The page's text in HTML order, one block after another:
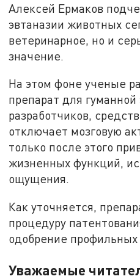
Алексей Ермаков
эвтаназии животных
ветеринарное, но и
значение.
На этом фоне ученые
препарат для
разработчиков,
отключает мозговую
только после этого
жизненных функций,
ощущения.
Как уточняется,
процедуру
одобрение профильных
Уважаемые